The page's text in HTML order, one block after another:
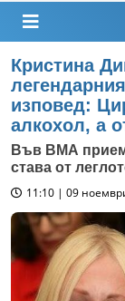
Кристина
изповед:
алкохол, а
Във ВМА
става от
11:10 | 09